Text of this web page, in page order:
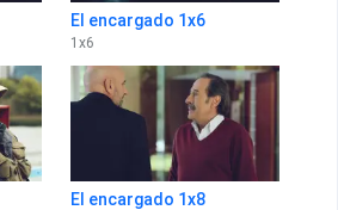
El encargado 1x6
1 x6
El encargado 1x8